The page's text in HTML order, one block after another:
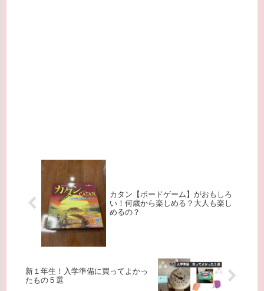
カタン【ボードゲーム】がおもしろ
い！何歳から楽しめる？大人も楽し
めるの？
新１年生！入学準備に買ってよかっ
たもの５選